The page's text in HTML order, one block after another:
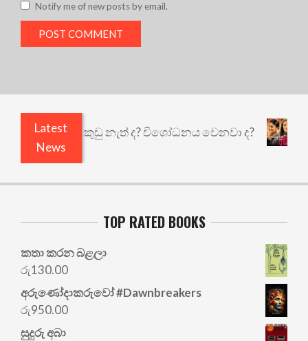
Notify me of new posts by email.
Latest
News
ඇතුළෙයි කුඩු නැත් ද? විශෝධනය වෙනවා ද?
TOP RATED BOOKS
කතා කරන බළලා
රු130.00
අරු‍ණෝදාකරුවෝ #Dawnbreakers
රු950.00
සුදුරු අබා